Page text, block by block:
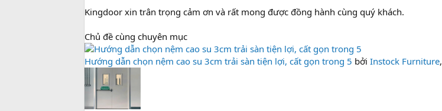
Kingdoor xin trân trọng cảm ơn và rất mong được đồng hành cùng quý khách.
Chủ đề cùng chuyên mục
Hướng dẫn chọn nệm cao su 3cm trải sàn tiện lợi, cất gọn trong 5 bởi Instock Furniture,